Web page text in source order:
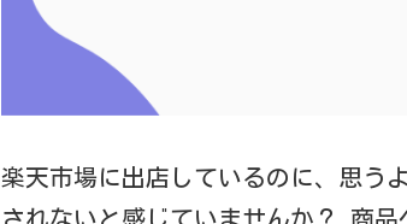
楽天市場に出店しているのに、思う
されないと感じていませんか？ 商